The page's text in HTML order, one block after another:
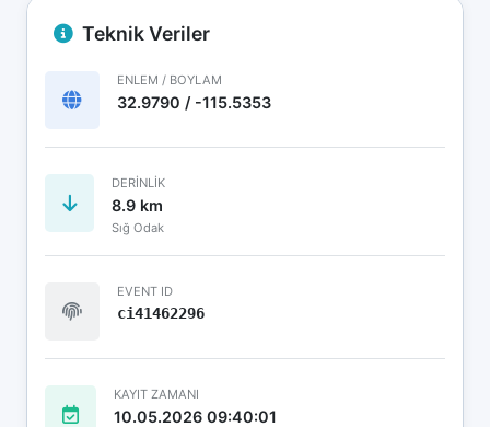
Teknik Veriler
ENLEM / BOYLAM
32.9790 / -115.5353
DERINLIK
8.9 km
Sığ Odak
EVENT ID
ci41462296
KAYIT ZAMANI
10.05.2026 09:40:01